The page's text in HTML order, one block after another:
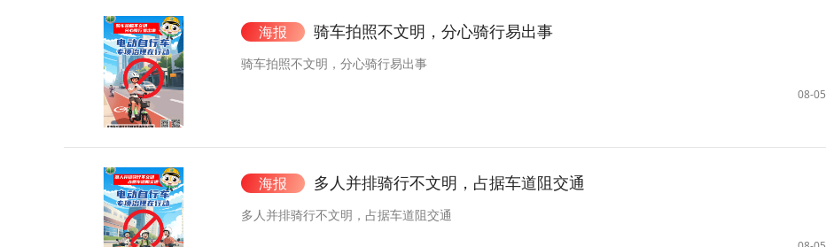
海报 骑车拍照不文明，分心骑行易出事
骑车拍照不文明，分心骑行易出事
08-05
海报 多人并排骑行不文明，占据车道阻交通
多人并排骑行不文明，占据车道阻交通